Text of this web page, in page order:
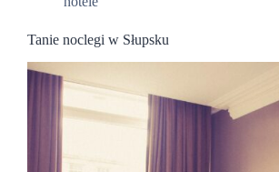
Tanie noclegi w Słupsku